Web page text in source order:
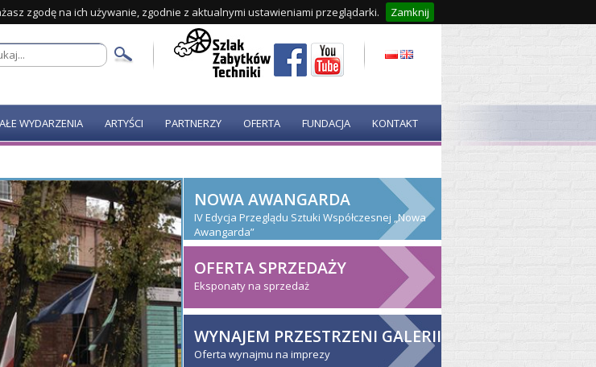
zgodę na ich używanie, zgodnie z aktualnymi ustawieniami przeglądarki. Zamknij
WYDARZENIA ARTYŚCI PARTNERZY OFERTA FUNDACJA KONTAKT
NOWA AWANGARDA
IV Edycja Przeglądu Sztuki Współczesnej „Nowa
Awangarda”
OFERTA SPRZEDAŻY
Eksponaty na sprzedaż
WYNAJEM PRZESTRZENI GALERII
Oferta wynajmu na imprezy